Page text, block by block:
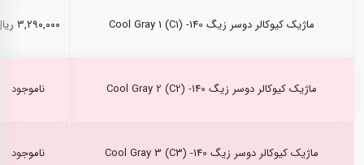
ماژیک کیوکالر دوسر زیگ Cool Gray 1 (C1) -140 ۳,۲۹۰,۰۰۰ ریال
ماژیک کیوکالر دوسر زیگ Cool Gray 2 (C2) -140 ناموجود
ماژیک کیوکالر دوسر زیگ Cool Gray 3 (C3) -140 ناموجود